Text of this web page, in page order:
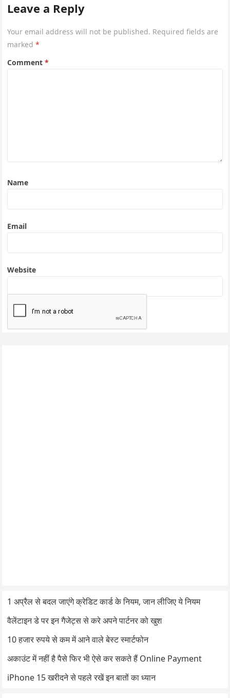
Leave a Reply
Your email address will not be published. Required fields are
marked*
Comment*
Name
Email
Website
1 अप्रैल से बदल जाएंगे क्रेडिट कार्ड के नियम, जान लीजिए ये नियम
वैलेंटाइन डे पर इन गैजेट्स से करे अपने पार्टनर को खुश
10 हजार रुपये से कम में आने वाले बेस्ट स्मार्टफोन
अकाउंट में नहीं है पैसे फिर भी ऐसे कर सकते हैं Online Payment
iPhone 15 खरीदने से पहले रखें इन बातों का ध्यान